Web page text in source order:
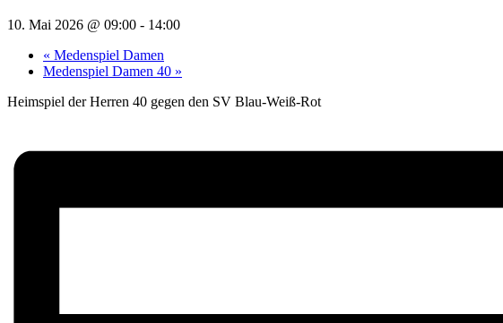
10. Mai 2026 @ 09:00 - 14:00
« Medenspiel Damen
Medenspiel Damen 40 »
Heimspiel der Herren 40 gegen den SV Blau-Weiß-Rot